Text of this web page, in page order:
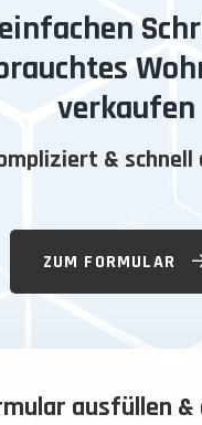
verkaufen
& schnell
ZUM FORMULAR
ausfüllen &